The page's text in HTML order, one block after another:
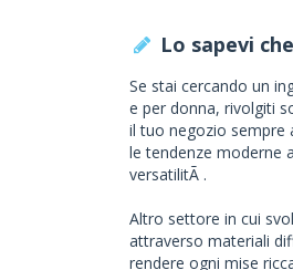
Lo sapevi che
Se stai cercando un
e per donna, rivolgiti
il tuo negozio sempre
le tendenze moderne
versatilitÃ .
Altro settore in cui
attraverso materiali
rendere ogni mise